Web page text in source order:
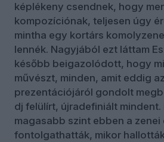
képlékeny csendnek, hogy
kompozíciónak, teljesen úgy
mintha egy kortárs
lennék. Nagyjából ezt láttam
később beigazolódott, hogy
művészt, minden, amit eddig
prezentációjáról gondolt
dj felülírt, újradefiniált
magasabb szint ebben a zenei
fontolgathatták, mikor